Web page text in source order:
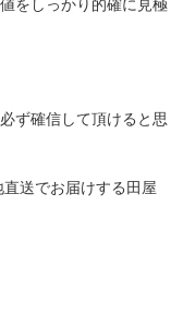
をしっかり的確に見極
ず確信して頂けると思
お届けする田屋